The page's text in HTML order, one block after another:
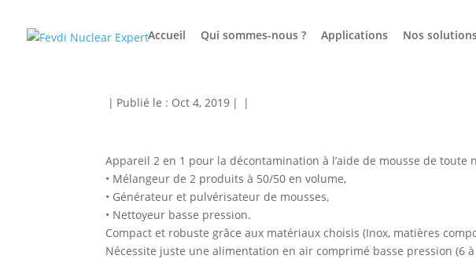
Accueil Qui sommes-nous ? Applications Nos
| Publié le : Oct 4, 2019 | |
Appareil 2 en 1 pour la décontamination à l’aide de mousse de toute
• Mélangeur de 2 produits à 50/50 en volume,
• Générateur et pulvérisateur de mousses,
• Nettoyeur basse pression.
Compact et robuste grâce aux matériaux choisis (Inox, matières
Nécessite juste une alimentation en air comprimé basse pression (6 à